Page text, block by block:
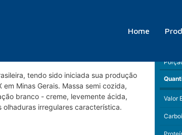
Home
tendo sido iniciada sua produção
em Minas Gerais. Massa semi cozida,
branco - creme, levemente ácida,
olhaduras irregulares característica.
Valor